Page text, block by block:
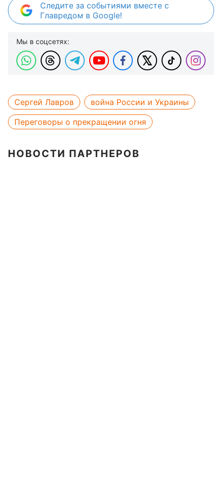
Следите за событиями вместе с
Главредом в Google!
Мы в соцсетях:
Сергей Лавров
война России и Украины
Переговоры о прекращении огня
НОВОСТИ ПАРТНЕРОВ